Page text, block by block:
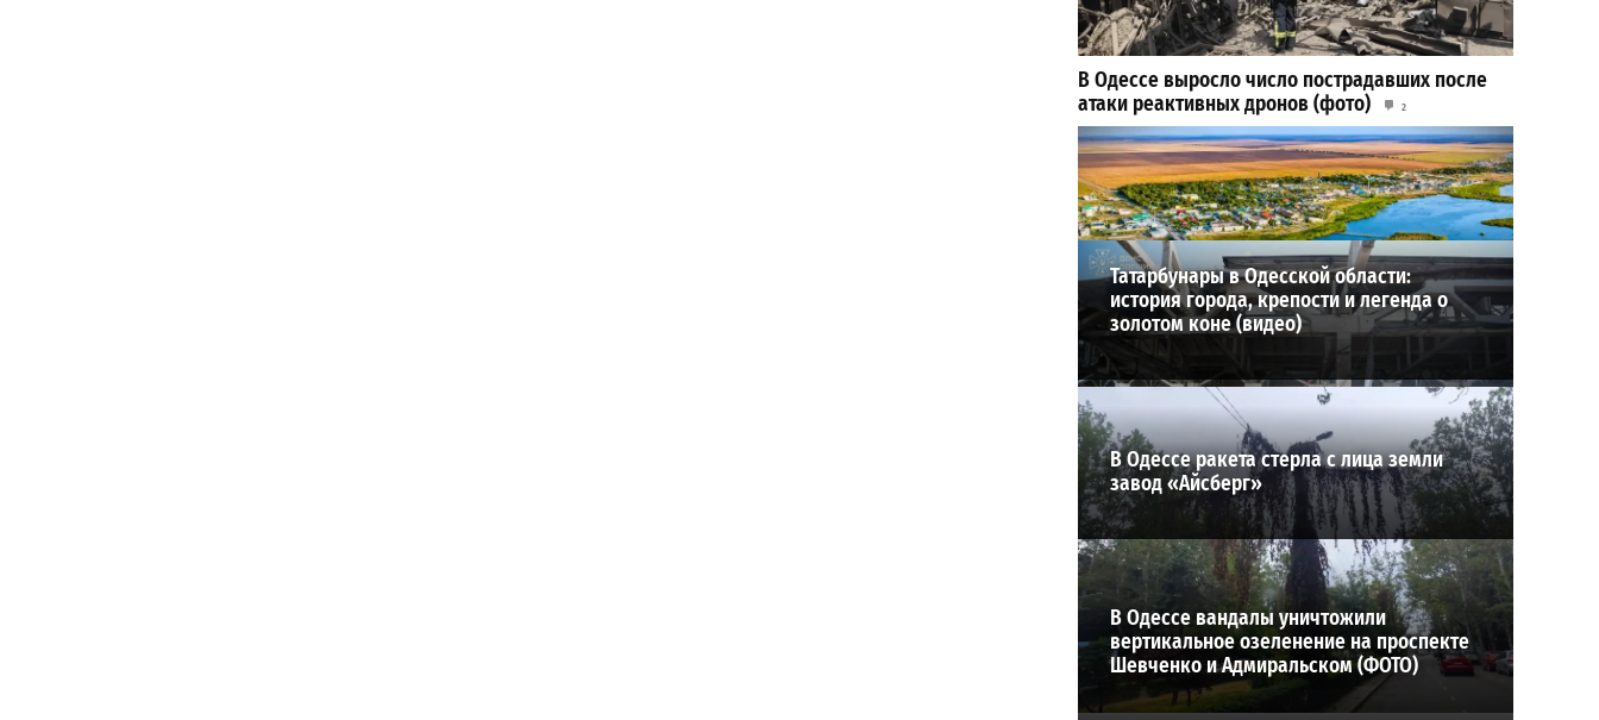
В Одессе выросло число пострадавших после
атаки реактивных дронов (фото)
2
2026-07-24
ВИБОР РЕДАКЦИИ
Татарбунары в Одесской области:
история города, крепости и легенда о
золотом коне (видео)
В Одессе ракета стерла с лица земли
завод «Айсберг»
В Одессе вандалы уничтожили
вертикальное озеленение на проспекте
Шевченко и Адмиральском (ФОТО)